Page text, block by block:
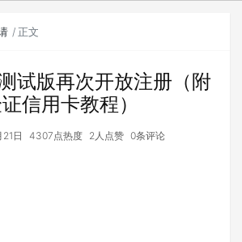
正文
试版再次开放注册（附
信用卡教程）
日 4307点热度 2人点赞 0条评论